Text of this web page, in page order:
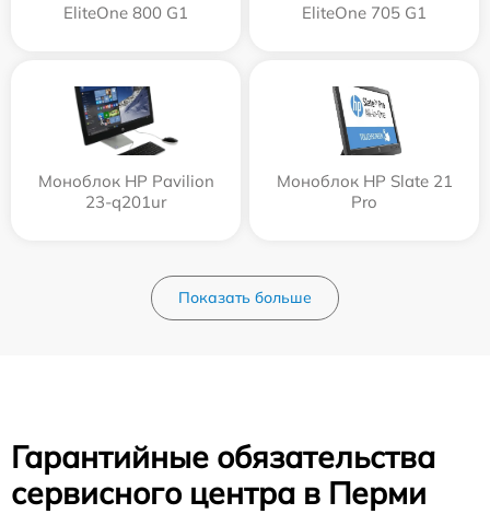
EliteOne 800 G1
EliteOne 705 G1
Моноблок HP Pavilion
23-q201ur
Моноблок HP Slate 21
Pro
Показать больше
Гарантийные обязательства
сервисного центра в Перми